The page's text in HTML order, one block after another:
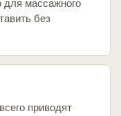
массажного
без
приводят